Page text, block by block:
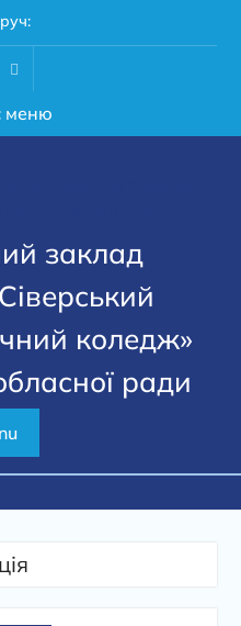
тест
Youtube
меню
заклад
коледж»
ради